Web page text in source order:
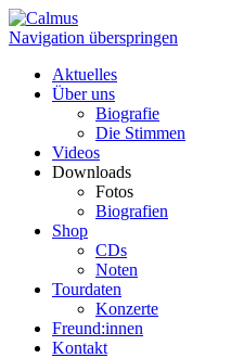
Navigation überspringen
Aktuelles
Über uns
Biografie
Die Stimmen
Videos
Downloads
Fotos
Biografien
Shop
CDs
Noten
Tourdaten
Konzerte
Freund:innen
Kontakt